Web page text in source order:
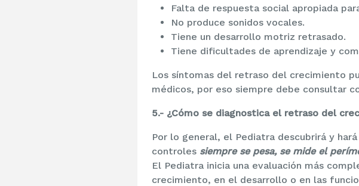
Falta de respuesta social apropiada
No produce sonidos vocales.
Tiene un desarrollo motriz retrasado.
Tiene dificultades de aprendizaje y
Los síntomas del retraso del crecimiento
médicos, por eso siempre debe consultar
5.- ¿Cómo se diagnostica el retraso del
Por lo general, el Pediatra descubrirá y
controles siempre se pesa, se mide el
El Pediatra inicia una evaluación más
crecimiento, en el desarrollo o en las